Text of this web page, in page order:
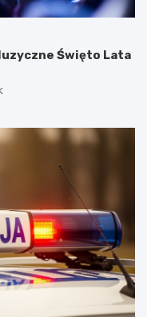
Święto Lata